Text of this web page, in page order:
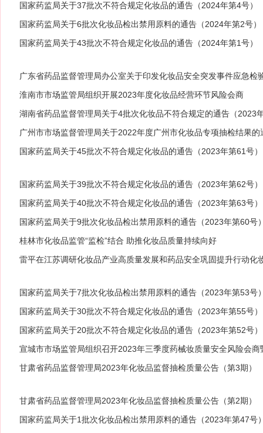
国家药监局关于37批次不符合规定化妆品的通告（2024年第4号）
国家药监局关于6批次化妆品检出禁用原料的通告（2024年第2号）
国家药监局关于43批次不符合规定化妆品的通告（2024年第1号）
广东省药品监督管理局办公室关于印发化妆品安全突发事件应急
号）
淮南市市场监管局组织开展2023年度化妆品经营环节风险会商
湖南省药品监督管理局关于4批次化妆品不符合规定的通告（2023
广州市市场监督管理局关于2022年度广州市化妆品专项抽检结果的
国家药监局关于45批次不符合规定化妆品的通告（2023年第61号）
国家药监局关于39批次不符合规定化妆品的通告（2023年第62号）
国家药监局关于40批次不符合规定化妆品的通告（2023年第63号）
国家药监局关于9批次化妆品检出禁用原料的通告（2023年第60号
桂林市化妆品监管“监检”结合 助推化妆品质量持续向好
雷平在江苏调研化妆品产业高质量发展和药品安全巩固提升行动化
国家药监局关于7批次化妆品检出禁用原料的通告（2023年第53号
国家药监局关于30批次不符合规定化妆品的通告（2023年第55号）
国家药监局关于20批次不符合规定化妆品的通告（2023年第52号）
宣城市市场监管局组织召开2023年三季度药械妆质量安全风险会
甘肃省药品监督管理局2023年化妆品监督抽检质量公告（第3期）
甘肃省药品监督管理局2023年化妆品监督抽检质量公告（第2期）
国家药监局关于1批次化妆品检出禁用原料的通告（2023年第47号